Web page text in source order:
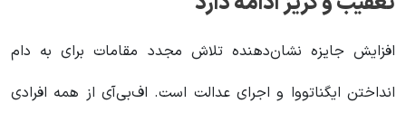
افزایش جایزه نشان‌دهنده تلاش مجدد مقامات برای به دام
انداختن ایگناتووا و اجرای عدالت است. اف‌بی‌آی از همه افرادی